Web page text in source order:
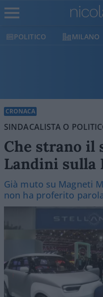
MILANO
CRONACA
SINDACALISTA O
Che strano il
Landini sulla
Già muto su Magneti
non ha proferito